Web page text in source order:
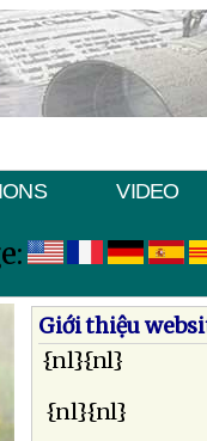
VIDEO
Giới thiệu
{nl}{nl}
{nl}{nl}